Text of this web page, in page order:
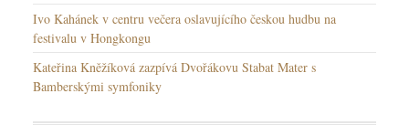
Ivo Kahánek v centru večera oslavujícího českou hudbu na
festivalu v Hongkongu
Kateřina Kněžíková zazpívá Dvořákovu Stabat Mater s
Bamberskými symfoniky